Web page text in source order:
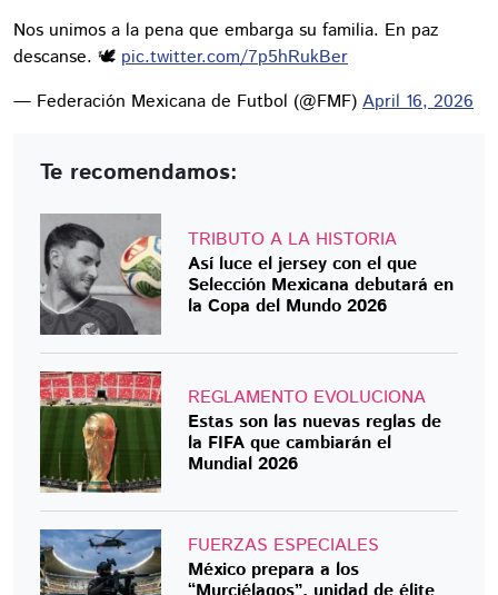
Nos unimos a la pena que embarga su familia. En paz
descanse. 🕊️ pic.twitter.com/7p5hRukBer
— Federación Mexicana de Futbol (@FMF) April 16, 2026
Te recomendamos:
TRIBUTO A LA HISTORIA
Así luce el jersey con el que
Selección Mexicana debutará en
la Copa del Mundo 2026
REGLAMENTO EVOLUCIONA
Estas son las nuevas reglas de
la FIFA que cambiarán el
Mundial 2026
FUERZAS ESPECIALES
México prepara a los